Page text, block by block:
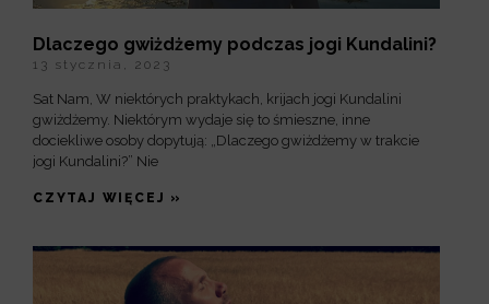
Dlaczego gwiżdżemy podczas jogi Kundalini?
13 stycznia, 2023
Sat Nam, W niektórych praktykach, krijach jogi Kundalini
gwiżdżemy. Niektórym wydaje się to śmieszne, inne
dociekliwe osoby dopytują: „Dlaczego gwiżdżemy w trakcie
jogi Kundalini?” Nie
CZYTAJ WIĘCEJ »